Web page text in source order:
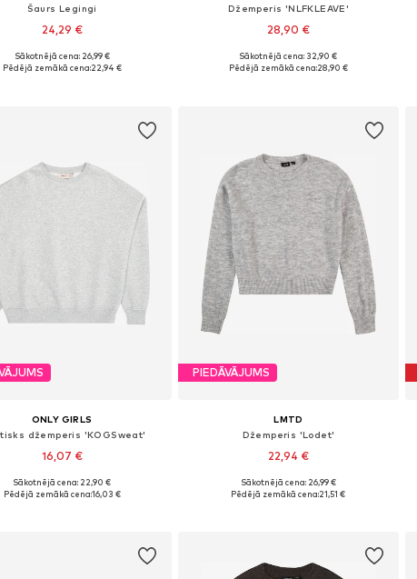
Šaurs Legingi
24,29 €
Pieejams daudzos izmēros
Sākotnējā cena: 26,99 €
Pēdējā zemākā cena:22,94 €
Džemperis 'NLFKLEAVE'
28,90 €
+1
Pieejams daudzos izmēros
Sākotnējā cena: 32,90 €
Pēdējā zemākā cena:28,90 €
ONLY GIRLS
džemperis 'KOGSweat'
16,07 €
+3
Pieejams daudzos izmēros
Sākotnējā cena: 22,90 €
Pēdējā zemākā cena:16,03 €
PIEDĀVĀJUMS
LMTD
Džemperis 'Lodet'
22,94 €
+2
Sākotnējā cena: 26,99 €
Pēdējā zemākā cena:21,51 €